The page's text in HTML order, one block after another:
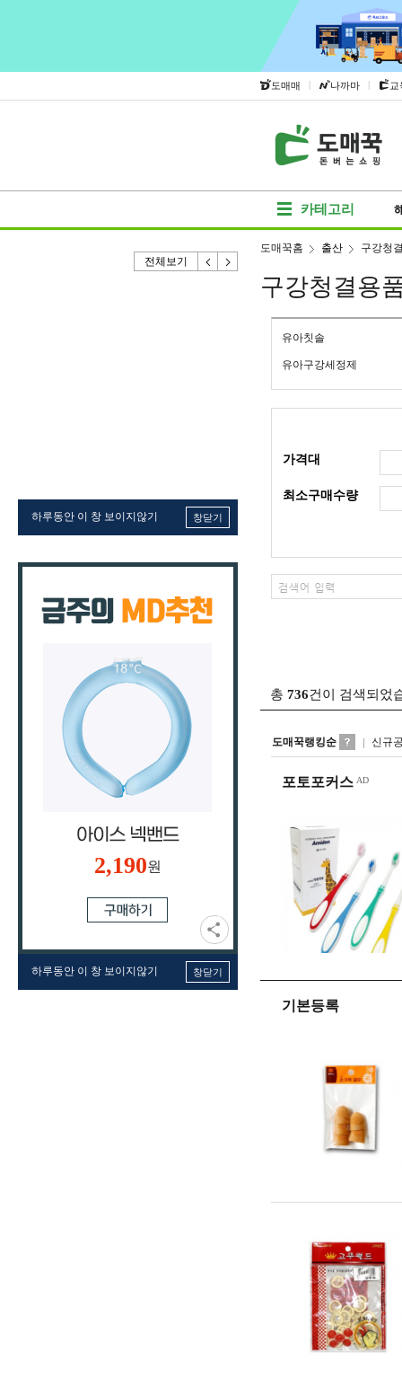
도매매 | 나까마 | 교
카테고리
전체보기
하루동안 이 창 보이지않기 창닫기
2,190원
하루동안 이 창 보이지않기 창닫기
도매꾹홈 출산 구강청
구강청결용
유아칫솔
유아구강세정제
가격대
최소구매수량
총 736건이 검색되었
도매꾹랭킹순 신규
포토포커스
기본등록